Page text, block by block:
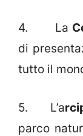
4. La
di
tutto il
5. L’a
parco